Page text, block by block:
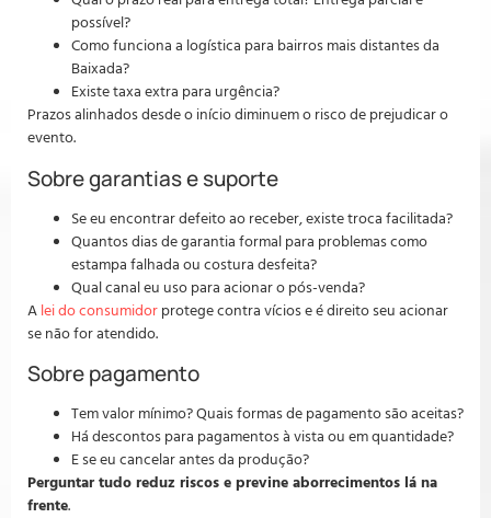
possível?
Como funciona a logística para bairros mais distantes da
Baixada?
Existe taxa extra para urgência?
Prazos alinhados desde o início diminuem o risco de prejudicar o
evento.
Sobre garantias e suporte
Se eu encontrar defeito ao receber, existe troca facilitada?
Quantos dias de garantia formal para problemas como
estampa falhada ou costura desfeita?
Qual canal eu uso para acionar o pós-venda?
A lei do consumidor protege contra vícios e é direito seu acionar
se não for atendido.
Sobre pagamento
Tem valor mínimo? Quais formas de pagamento são aceitas?
Há descontos para pagamentos à vista ou em quantidade?
E se eu cancelar antes da produção?
Perguntar tudo reduz riscos e previne aborrecimentos lá na
frente.